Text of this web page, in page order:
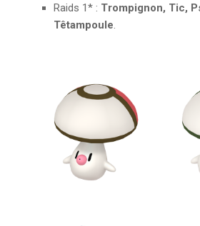
Raids 1* : Trompignon, Tic,
Têtampoule.